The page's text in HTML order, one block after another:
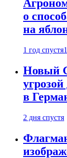
о
на
1 год спустя
Новый
в
2 дня спустя